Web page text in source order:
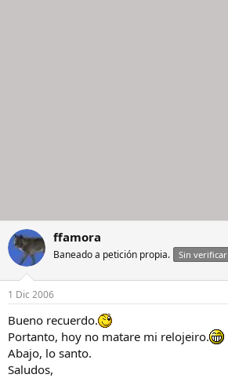
ffamora
Baneado a petición propia. Sin verificar
1 Dic 2006
Bueno recuerdo.
Portanto, hoy no matare mi relojeiro.
Abajo, lo santo.
Saludos,